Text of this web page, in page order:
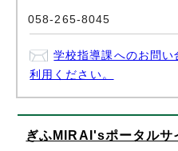
058-265-8045
学校指導課へのお問い
利用ください。
ぎふMIRAI'sポータルサ